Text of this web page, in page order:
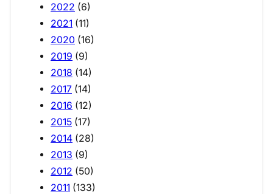
2022 (6)
2021 (11)
2020 (16)
2019 (9)
2018 (14)
2017 (14)
2016 (12)
2015 (17)
2014 (28)
2013 (9)
2012 (50)
2011 (133)